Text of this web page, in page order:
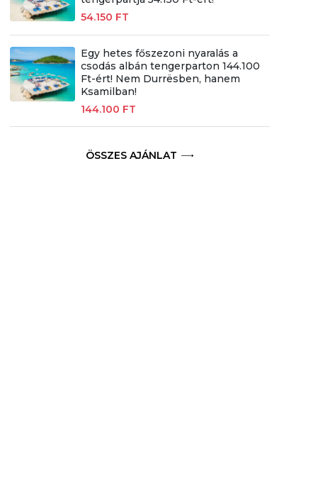
54.150 FT
Egy hetes főszezoni nyaralás a
csodás albán tengerparton 144.100
Ft-ért! Nem Durrësben, hanem
Ksamilban!
144.100 FT
ÖSSZES AJÁNLAT